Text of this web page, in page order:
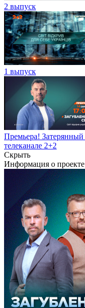
2 выпуск
1 выпуск
Премьера!
телеканале 2+2
Скрыть
Информация о проекте